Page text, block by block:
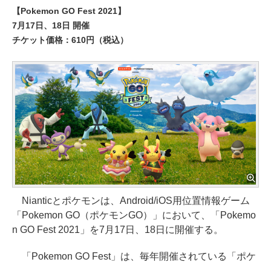
【Pokemon GO Fest 2021】
7月17日、18日 開催
チケット価格：610円（税込）
Nianticとポケモンは、Android/iOS用位置情報ゲーム
「Pokemon GO（ポケモンGO）」において、「Pokemo
n GO Fest 2021」を7月17日、18日に開催する。
「Pokemon GO Fest」は、毎年開催されている「ポケ